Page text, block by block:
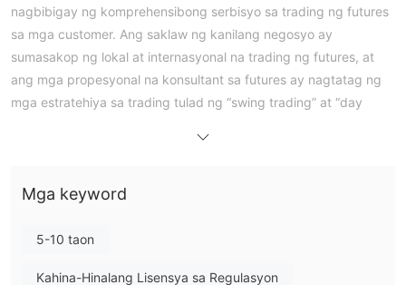
nagbibigay ng komprehensibong serbisyo sa trading ng futures
sa mga customer. Ang saklaw ng kanilang negosyo ay
sumasakop ng lokal at internasyonal na trading ng futures, at
ang mga propesyonal na konsultant sa futures ay nagtatag ng
mga estratehiya sa trading tulad ng “swing trading” at “day
na awtoridad sa kanilang opisyal na website.
Mga Kalamangan at Disadvantages
Tunay ba ang DAH CHANG FUTURES?
Mga keyword
5-10 taon
Kahina-Hinalang Lisensya sa Regulasyon